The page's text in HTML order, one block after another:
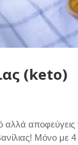
(keto)
αλλά αποφεύγεις
Μόνο με